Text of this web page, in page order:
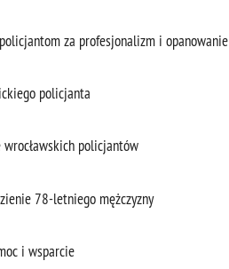
za profesjonalizm i opanowanie
policjanta
wrocławskich policjantów
78-letniego mężczyzny
i wsparcie